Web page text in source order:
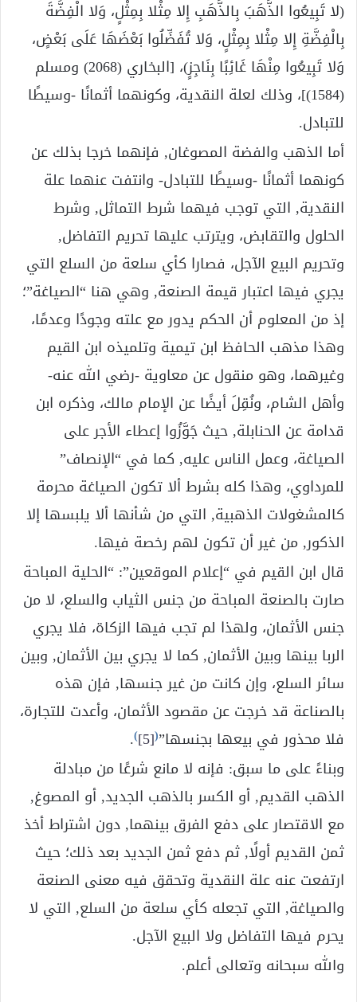
(لا تَبِيعُوا الذَّهَبَ بِالذَّهَبِ إِلا مِثْلا بِمِثْلٍ، وَلا الْفِضَّةَ
بِالْفِضَّةِ إِلا مِثْلا بِمِثْلٍ، وَلا تُفَضِّلُوا بَعْضَهَا عَلَى بَعْضٍ،
وَلا تَبِيعُوا مِنْهَا غَائِبًا بِنَاجِزٍ)، [البخاري (2068) ومسلم
(1584)]، وذلك لعلة النقدية، وكونهما أثمانًا -وسيطًا
للتبادل.
أما الذهب والفضة المصوغان, فإنهما خرجا بذلك عن
كونهما أثمانًا -وسيطًا للتبادل- وانتفت عنهما علة
النقدية, التي توجب فيهما شرط التماثل, وشرط
الحلول والتقابض، ويترتب عليها تحريم التفاضل,
وتحريم البيع الآجل، فصارا كأي سلعة من السلع التي
يجري فيها اعتبار قيمة الصنعة, وهي هنا “الصياغة”؛
إذ من المعلوم أن الحكم يدور مع علته وجودًا وعدمًا،
وهذا مذهب الحافظ ابن تيمية وتلميذه ابن القيم
وغيرهما، وهو منقول عن معاوية -رضي الله عنه-
وأهل الشام، ونُقِلَ أيضًا عن الإمام مالك، وذكره ابن
قدامة عن الحنابلة, حيث جَوَّزُوا إعطاء الأجر على
الصياغة، وعمل الناس عليه, كما في “الإنصاف”
للمرداوي، وهذا كله بشرط ألا تكون الصياغة محرمة
كالمشغولات الذهبية, التي من شأنها ألا يلبسها إلا
الذكور, من غير أن تكون لهم رخصة فيها.
قال ابن القيم في “إعلام الموقعين”: “الحلية المباحة
صارت بالصنعة المباحة من جنس الثياب والسلع، لا من
جنس الأثمان، ولهذا لم تجب فيها الزكاة، فلا يجري
الربا بينها وبين الأثمان, كما لا يجري بين الأثمان, وبين
سائر السلع، وإن كانت من غير جنسها, فإن هذه
بالصناعة قد خرجت عن مقصود الأثمان، وأعدت للتجارة،
فلا محذور في بيعها بجنسها”(
[5]
)
.
وبناءً على ما سبق: فإنه لا مانع شرعًا من مبادلة
الذهب القديم, أو الكسر بالذهب الجديد, أو المصوغ,
مع الاقتصار على دفع الفرق بينهما, دون اشتراط أخذ
ثمن القديم أولًا, ثم دفع ثمن الجديد بعد ذلك؛ حيث
ارتفعت عنه علة النقدية وتحقق فيه معنى الصنعة
والصياغة, التي تجعله كأي سلعة من السلع, التي لا
يحرم فيها التفاضل ولا البيع الآجل.
والله سبحانه وتعالى أعلم.